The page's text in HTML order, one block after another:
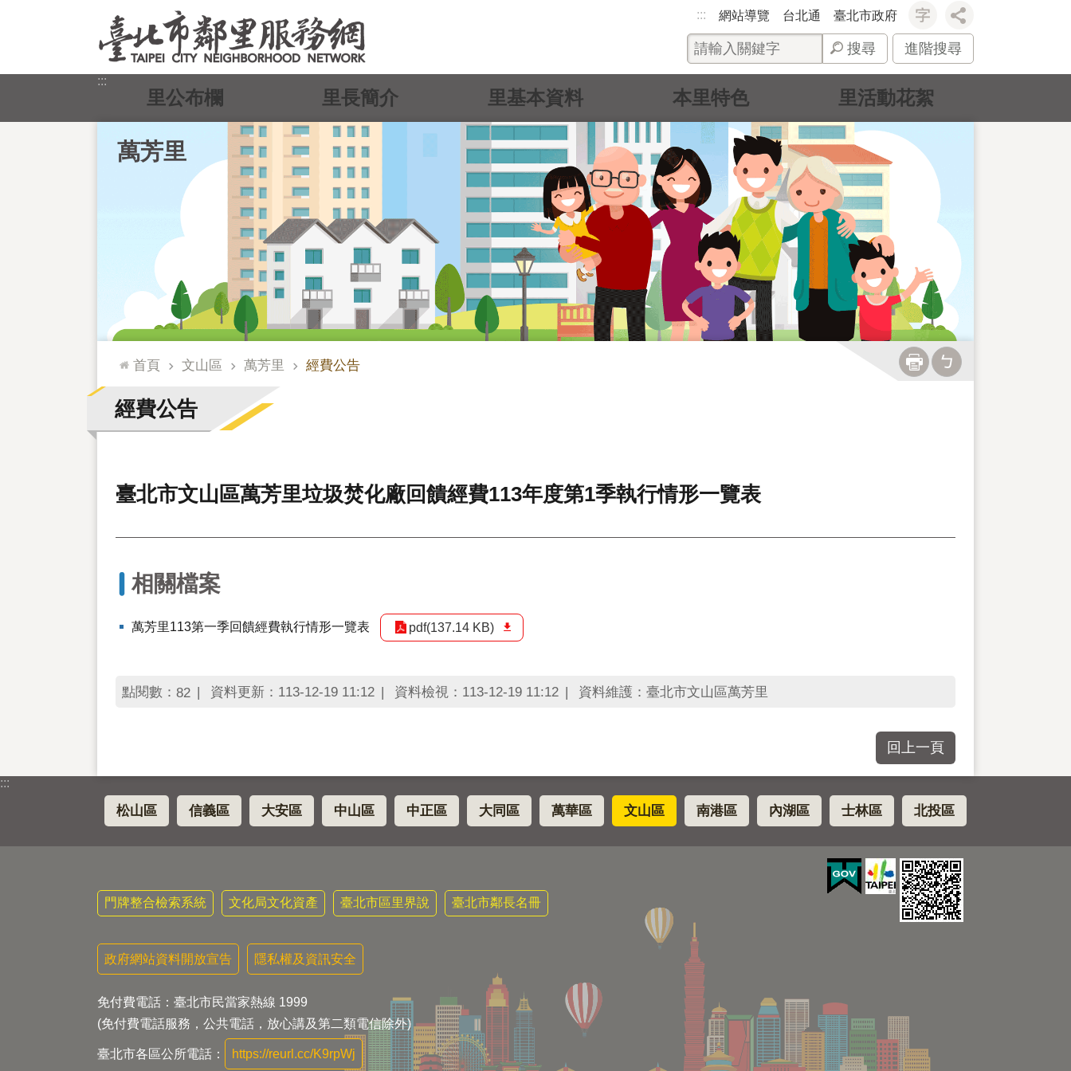
::: 網站導覽 台北通 臺北市政府
搜尋 進階搜尋
:::
萬芳里
里公布欄 里長簡介 里基本資料 本里特色 里活動花絮
::: 首頁 文山區 萬芳里 經費公告
經費公告
臺北市文山區萬芳里垃圾焚化廠回饋經費113年度第1季執行情形一覽表
相關檔案
萬芳里113第一季回饋經費執行情形一覽表 pdf(137.14 KB)
點閱數： 82 資料更新：113-12-19 11:12 資料檢視：113-12-19 11:12 資料維護：臺北市文山區萬芳里
回上一頁
:::
松山區 信義區 大安區 中山區 中正區 大同區 萬華區 文山區 南港區 內湖區 士林區 北投區
門牌整合檢索系統 文化局文化資產 臺北市區里界說 臺北市鄰長名冊
政府網站資料開放宣告 隱私權及資訊安全
免付費電話：臺北市民當家熱線 1999
(免付費電話服務，公共電話，放心講及第二類電信除外)
臺北市各區公所電話： https://reurl.cc/K9rpWj